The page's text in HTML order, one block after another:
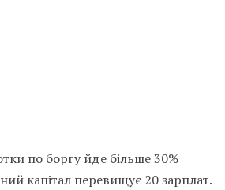
по боргу йде більше 30%
капітал перевищує 20 зарплат.